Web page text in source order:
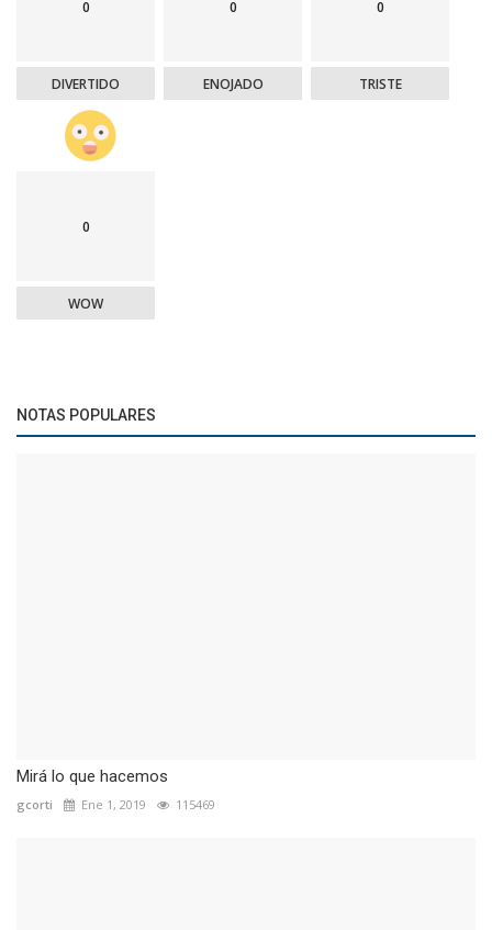
0
DIVERTIDO
0
ENOJADO
0
TRISTE
0
WOW
NOTAS POPULARES
Mirá lo que hacemos
gcorti Ene 1, 2019 115469